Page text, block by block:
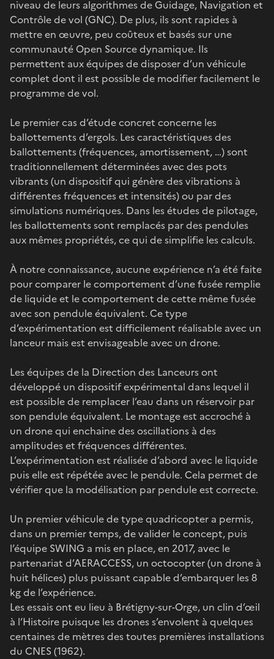
niveau de leurs algorithmes de Guidage, Navigation et
Contrôle de vol (GNC). De plus, ils sont rapides à
mettre en œuvre, peu coûteux et basés sur une
communauté Open Source dynamique. Ils
permettent aux équipes de disposer d’un véhicule
complet dont il est possible de modifier facilement le
programme de vol.
Le premier cas d’étude concret concerne les
ballottements d’ergols. Les caractéristiques des
ballottements (fréquences, amortissement, …) sont
traditionnellement déterminées avec des pots
vibrants (un dispositif qui génère des vibrations à
différentes fréquences et intensités) ou par des
simulations numériques. Dans les études de pilotage,
les ballottements sont remplacés par des pendules
aux mêmes propriétés, ce qui de simplifie les calculs.
À notre connaissance, aucune expérience n’a été faite
pour comparer le comportement d’une fusée remplie
de liquide et le comportement de cette même fusée
avec son pendule équivalent. Ce type
d’expérimentation est difficilement réalisable avec un
lanceur mais est envisageable avec un drone.
Les équipes de la Direction des Lanceurs ont
développé un dispositif expérimental dans lequel il
est possible de remplacer l’eau dans un réservoir par
son pendule équivalent. Le montage est accroché à
un drone qui enchaine des oscillations à des
amplitudes et fréquences différentes.
L’expérimentation est réalisée d’abord avec le liquide
puis elle est répétée avec le pendule. Cela permet de
vérifier que la modélisation par pendule est correcte.
Un premier véhicule de type quadricopter a permis,
dans un premier temps, de valider le concept, puis
l’équipe SWING a mis en place, en 2017, avec le
partenariat d’AERACCESS, un octocopter (un drone à
huit hélices) plus puissant capable d’embarquer les 8
kg de l’expérience.
Les essais ont eu lieu à Brétigny-sur-Orge, un clin d’œil
à l’Histoire puisque les drones s’envolent à quelques
centaines de mètres des toutes premières installations
du CNES (1962).